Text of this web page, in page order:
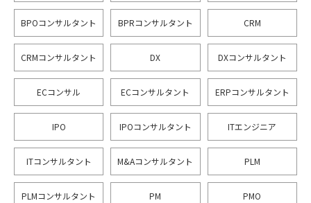
BPOコンサルタント BPRコンサルタント CRM
CRMコンサルタント DX DXコンサルタント
ECコンサル ECコンサルタント ERPコンサルタント
IPO IPOコンサルタント ITエンジニア
ITコンサルタント M&Aコンサルタント PLM
PLMコンサルタント PM PMO